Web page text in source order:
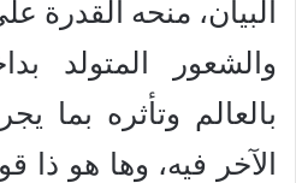
البيان، منحه القدرة
والشعور المتولد
بالعالم وتأثره بما
الآخر فيه، وها هو ذا